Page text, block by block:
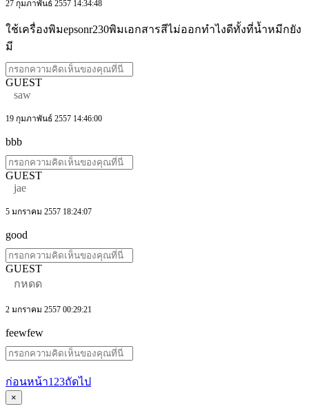
27 กุมภาพันธ์ 2557 14:34:48
ใช้เครื่องพิมepsonr230พิมเอกสารสีไม่ออกทําไงดีทั้งที่นํ้าหมีกยัง
มี
GUEST
saw
19 กุมภาพันธ์ 2557 14:46:00
bbb
GUEST
jae
5 มกราคม 2557 18:24:07
good
GUEST
กหดด
2 มกราคม 2557 00:29:21
feewfew
ก่อนหน้า1 23ถัดไป
×